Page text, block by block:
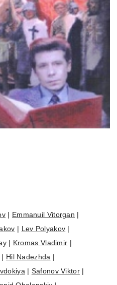
| Emmanuil Vitorgan |
| Lev Polyakov |
| Kromas Vladimir |
| Hil Nadezhda |
| Safonov Viktor|